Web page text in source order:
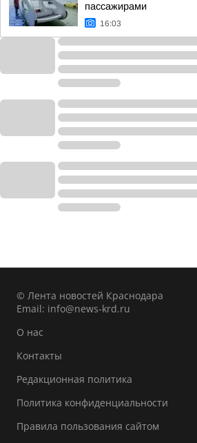
пассажирами
16:03
© Лента новостей Краснодара
Email: info@news-krd.ru
О нас
Контакты
Редакционная политика
Политика конфиденциальности
Правила пользования сайтом